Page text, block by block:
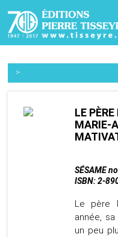
>
LE
MARIE-
SÉSAME
ISBN: 2-
Le père
année,
un peu